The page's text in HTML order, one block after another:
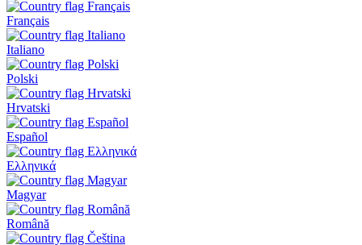
Français
Italiano
Polski
Hrvatski
Español
Ελληνικά
Magyar
Română